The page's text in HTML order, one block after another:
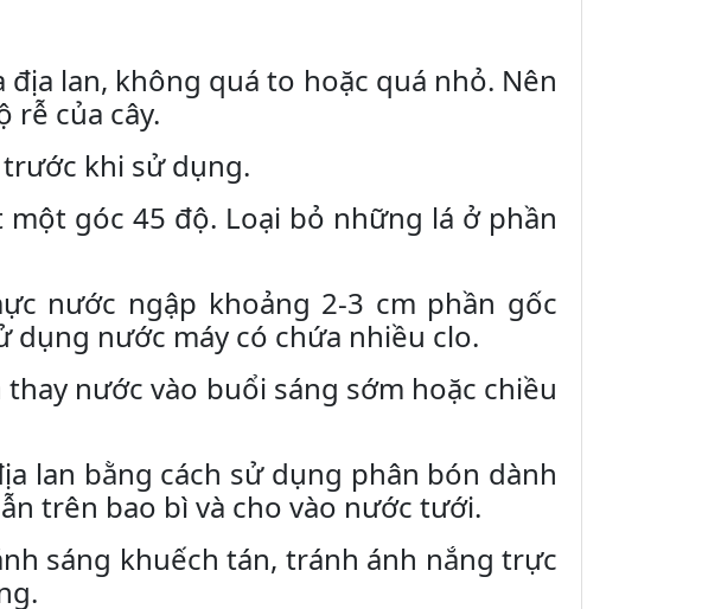
lan, không quá to hoặc quá nhỏ. Nên
của cây.
khi sử dụng.
góc 45 độ. Loại bỏ những lá ở phần
nước ngập khoảng 2-3 cm phần gốc
dụng nước máy có chứa nhiều clo.
nước vào buổi sáng sớm hoặc chiều
lan bằng cách sử dụng phân bón dành
trên bao bì và cho vào nước tưới.
sáng khuếch tán, tránh ánh nắng trực